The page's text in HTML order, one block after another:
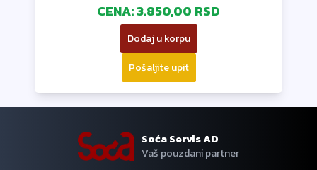
CENA:3.850,00 RSD
Dodaj u korpu
Pošaljite upit
Soća Servis AD
Vaš pouzdani partner